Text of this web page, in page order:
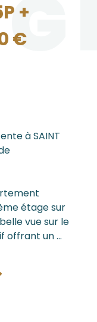
+
€
à SAINT
étage sur
vue sur le
offrant un ...